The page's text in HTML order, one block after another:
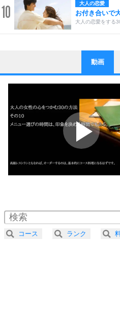
10 大人の恋愛
お付き合いで
大人の恋愛をする
1
ストレス対策
他人と比べな
いっそのこと
いらいらしない人
プラス思考
ポジティブに
ポジティブ思考に
人生、なんと
気楽に生きる30の
4 器の大きい人
動画
2.0倍速 （232KB 59秒）
2.5倍速 （185KB 47秒）
3.0倍速 （155KB 39秒）
コース ランク